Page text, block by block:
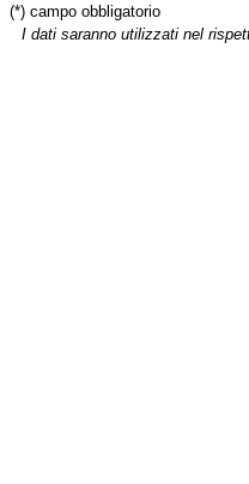
(*) campo obbligatorio
I dati saranno utilizzati nel